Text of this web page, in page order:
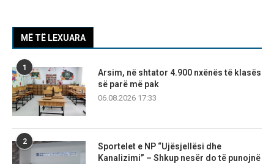
MË TË LEXUARA
1
Arsim, në shtator 4.900 nxënës të klasës
së parë më pak
06.08.2026 17:33
2
Sportelet e NP “Ujësjellësi dhe
Kanalizimi” – Shkup nesër do të punojnë